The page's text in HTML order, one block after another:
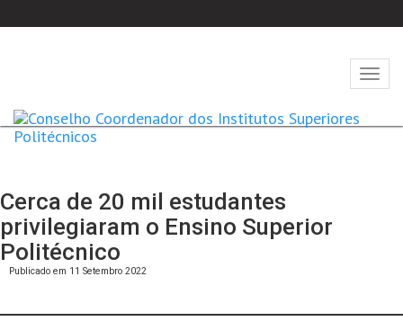
Abrir
Cerca de 20 mil estudantes
privilegiaram o Ensino Superior
Politécnico
Publicado em 11 Setembro 2022